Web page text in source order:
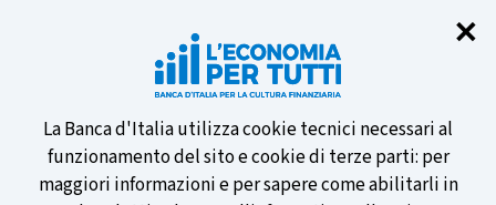
✕
Informativa
sui
La Banca d'Italia utilizza cookie tecnici necessari al
funzionamento del sito e cookie di terze parti: per
maggiori informazioni e per sapere come abilitarli in
Partecipa al sondaggio della BCE
sulle nuove banconote e vota la tua
preferita!